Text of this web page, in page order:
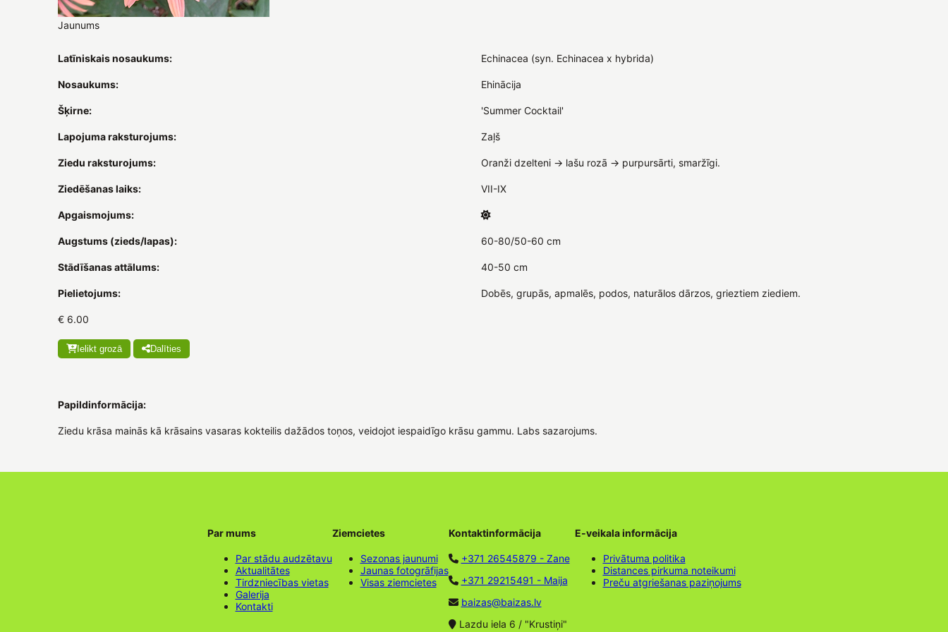
Jaunums
Latīniskais nosaukums: Echinacea (syn. Echinacea x hybrida)
Nosaukums: Ehinācija
Šķirne: 'Summer Cocktail'
Lapojuma raksturojums: Zaļš
Ziedu raksturojums: Oranži dzelteni -> lašu rozā -> purpursārti, smaržīgi.
Ziedēšanas laiks: VII-IX
Apgaismojums:
Augstums (zieds/lapas): 60-80/50-60 cm
Stādīšanas attālums: 40-50 cm
Pielietojums: Dobēs, grupās, apmalēs, podos, naturālos dārzos, grieztiem ziediem.
€ 6.00
Ielikt grozā Dalīties
Papildinformācija:
Ziedu krāsa mainās kā krāsains vasaras kokteilis dažādos toņos, veidojot iespaidīgo krāsu gammu. Labs sazarojums.
Par mums
Par stādu audzētavu
Aktualitātes
Tirdzniecības vietas
Galerija
Kontakti
Ziemcietes
Sezonas jaunumi
Jaunas fotogrāfijas
Visas ziemcietes
Kontaktinformācija
+371 26545879 - Zane
+371 29215491 - Maija
baizas@baizas.lv
Lazdu iela 6 / "Krustiņi"
E-veikala informācija
Privātuma politika
Distances pirkuma noteikumi
Preču atgriešanas paziņojums